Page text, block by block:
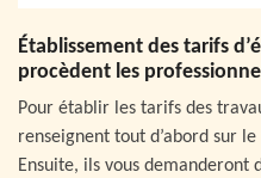
Établissement des tarifs
procèdent les
Pour établir les tarifs des
renseignent tout d’abord sur
Ensuite, ils vous demanderont